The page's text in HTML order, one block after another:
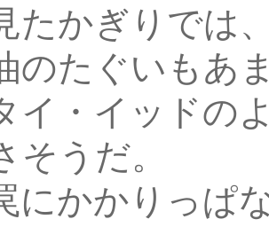
たかぎりでは
のたぐいもあ
・イッドの
そうだ。
かかりっぱ